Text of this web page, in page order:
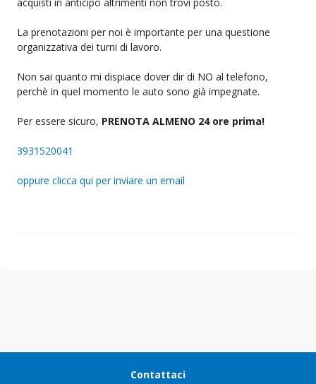
La prenotazioni per noi è importante per una questione
organizzativa dei turni di lavoro.
Non sai quanto mi dispiace dover dir di NO al telefono,
perchè in quel momento le auto sono già impegnate.
Per essere sicuro, PRENOTA ALMENO 24 ore prima!
3931520041
oppure clicca qui per inviare un email
Contattaci